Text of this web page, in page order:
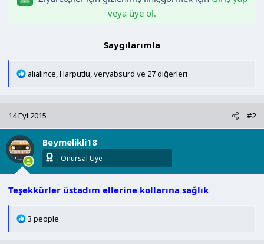
veya üye ol.
Saygılarımla​
T
i
l
e
r
:
alialince,Harputlu,veryabsurd ve 27 diğerleri
14 Eyl 2015 #2
Beymelikli18
Onursal Üye
Teşekkürler üstadım ellerine kollarına sağlık
T
3 people